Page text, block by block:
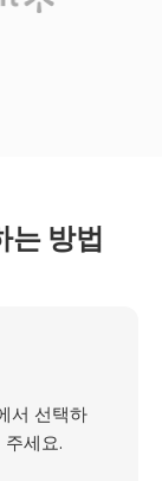
는 방법
서 선택하
세요.